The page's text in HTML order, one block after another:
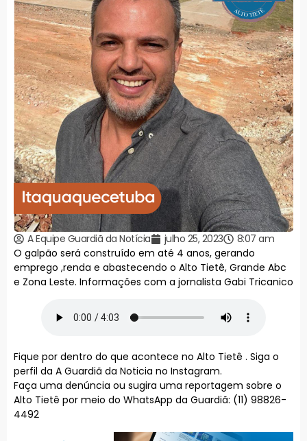
A Equipe Guardiã da Notícia julho 25, 2023
8:07 am
O galpão será construído em até 4 anos, gerando
emprego ,renda e abastecendo o Alto Tietê, Grande Abc
e Zona Leste. Informações com a jornalista Gabi Tricanico
Fique por dentro do que acontece no Alto Tietê . Siga o
perfil da A Guardiã da Noticia no Instagram.
Faça uma denúncia ou sugira uma reportagem sobre o
Alto Tietê por meio do WhatsApp da Guardiã: (11) 98826-
4492